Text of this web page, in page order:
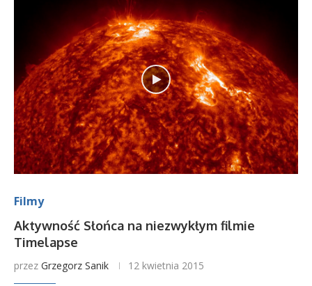
Filmy
Aktywność Słońca na niezwykłym filmie
Timelapse
przez Grzegorz Sanik 12 kwietnia 2015